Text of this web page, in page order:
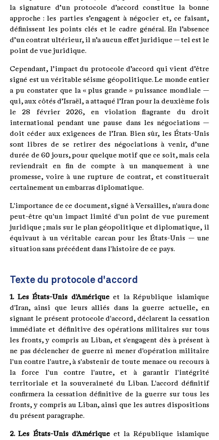
la signature d’un protocole d’accord constitue la bonne
approche : les parties s’engagent à négocier et, ce faisant,
définissent les points clés et le cadre général. En l’absence
d’un contrat ultérieur, il n’a aucun effet juridique — tel est le
point de vue juridique.
Cependant, l’impact du protocole d’accord qui vient d’être
signé est un véritable séisme géopolitique. Le monde entier
a pu constater que la « plus grande » puissance mondiale —
qui, aux côtés d’Israël, a attaqué l’Iran pour la deuxième fois
le 28 février 2026, en violation flagrante du droit
international pendant une pause dans les négociations —
doit céder aux exigences de l’Iran. Bien sûr, les États-Unis
sont libres de se retirer des négociations à venir, d’une
durée de 60 jours, pour quelque motif que ce soit, mais cela
reviendrait en fin de compte à un manquement à une
promesse, voire à une rupture de contrat, et constituerait
certainement un embarras diplomatique.
L'importance de ce document, signé à Versailles, n'aura donc
peut-être qu'un impact limité d'un point de vue purement
juridique ; mais sur le plan géopolitique et diplomatique, il
équivaut à un véritable carcan pour les États-Unis — une
situation sans précédent dans l'histoire de ce pays.
Texte du protocole d'accord
1. Les États-Unis d'Amériqueet la République islamique
d'Iran, ainsi que leurs alliés dans la guerre actuelle, en
signant le présent protocole d'accord, déclarent la cessation
immédiate et définitive des opérations militaires sur tous
les fronts, y compris au Liban, et s'engagent dès à présent à
ne pas déclencher de guerre ni mener d'opération militaire
l'un contre l'autre, à s'abstenir de toute menace ou recours à
la force l'un contre l'autre, et à garantir l'intégrité
territoriale et la souveraineté du Liban. L'accord définitif
confirmera la cessation définitive de la guerre sur tous les
fronts, y compris au Liban, ainsi que les autres dispositions
du présent paragraphe.
2. Les États-Unis d'Amériqueet la République islamique